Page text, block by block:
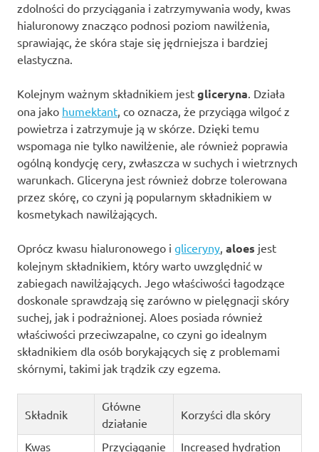
zdolności do przyciągania i zatrzymywania wody, kwas
hialuronowy znacząco podnosi poziom nawilżenia,
sprawiając, że skóra staje się jędrniejsza i bardziej
elastyczna.
Kolejnym ważnym składnikiem jest gliceryna. Działa
ona jako humektant, co oznacza, że przyciąga wilgoć z
powietrza i zatrzymuje ją w skórze. Dzięki temu
wspomaga nie tylko nawilżenie, ale również poprawia
ogólną kondycję cery, zwłaszcza w suchych i wietrznych
warunkach. Gliceryna jest również dobrze tolerowana
przez skórę, co czyni ją popularnym składnikiem w
kosmetykach nawilżających.
Oprócz kwasu hialuronowego i gliceryny, aloes jest
kolejnym składnikiem, który warto uwzględnić w
zabiegach nawilżających. Jego właściwości łagodzące
doskonale sprawdzają się zarówno w pielęgnacji skóry
suchej, jak i podrażnionej. Aloes posiada również
właściwości przeciwzapalne, co czyni go idealnym
składnikiem dla osób borykających się z problemami
skórnymi, takimi jak trądzik czy egzema.
Składnik
Główne
działanie
Korzyści dla skóry
Kwas Przyciąganie Increased hydration